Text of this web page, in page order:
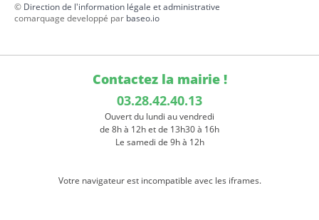
© Direction de l'information légale et administrative
comarquage developpé par baseo.io
Contactez la mairie !
03.28.42.40.13
Ouvert du lundi au vendredi
de 8h à 12h et de 13h30 à 16h
Le samedi de 9h à 12h
Votre navigateur est incompatible avec les iframes.